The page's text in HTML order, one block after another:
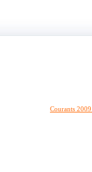
Courants